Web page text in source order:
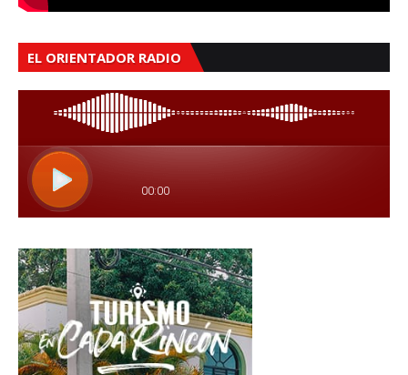
EL ORIENTADOR RADIO